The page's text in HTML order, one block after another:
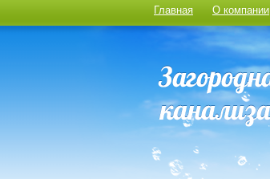
Главная О компании